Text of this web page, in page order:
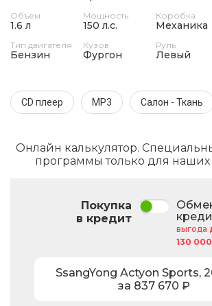
Объем
1.6 л
Мощность
150 л.с.
Коробка
Механика
Тип двигателя
Бензин
Кузов
Фургон
Руль
Левый
CD плеер MP3 Салон - Ткань
Онлайн калькулятор.
программы только для наших
Покупка
в кредит
выгода
130
SsangYong Actyon Sports,
за 837 670 ₽